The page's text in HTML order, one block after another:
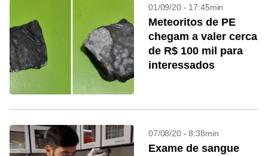
01/09/20 - 17:45min
Meteoritos de PE
chegam a valer cerca
de R$ 100 mil para
interessados
07/08/20 - 8:38min
Exame de sangue